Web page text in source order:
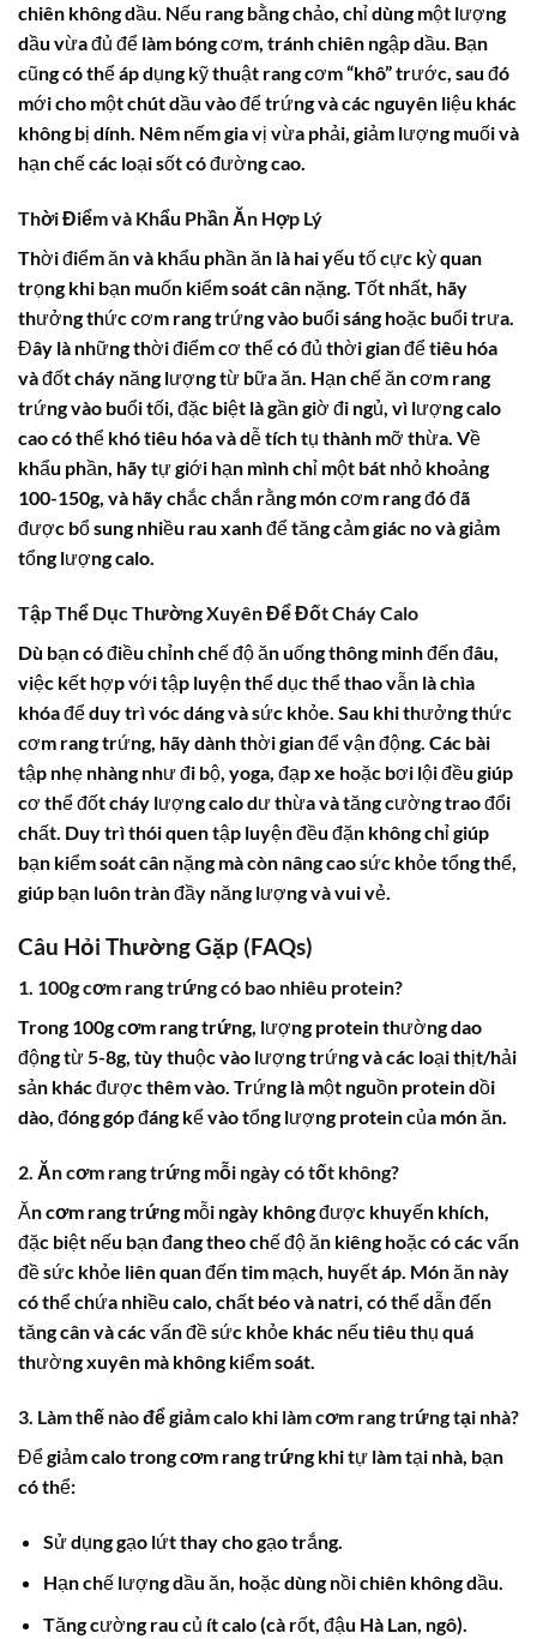
chiên không dầu. Nếu rang bằng chảo, chỉ dùng một lượng
dầu vừa đủ để làm bóng cơm, tránh chiên ngập dầu. Bạn
cũng có thể áp dụng kỹ thuật rang cơm “khô” trước, sau đó
mới cho một chút dầu vào để trứng và các nguyên liệu khác
không bị dính. Nêm nếm gia vị vừa phải, giảm lượng muối và
hạn chế các loại sốt có đường cao.
Thời Điểm và Khẩu Phần Ăn Hợp Lý
Thời điểm ăn và khẩu phần ăn là hai yếu tố cực kỳ quan
trọng khi bạn muốn kiểm soát cân nặng. Tốt nhất, hãy
thưởng thức cơm rang trứng vào buổi sáng hoặc buổi trưa.
Đây là những thời điểm cơ thể có đủ thời gian để tiêu hóa
và đốt cháy năng lượng từ bữa ăn. Hạn chế ăn cơm rang
trứng vào buổi tối, đặc biệt là gần giờ đi ngủ, vì lượng calo
cao có thể khó tiêu hóa và dễ tích tụ thành mỡ thừa. Về
khẩu phần, hãy tự giới hạn mình chỉ một bát nhỏ khoảng
100-150g, và hãy chắc chắn rằng món cơm rang đó đã
được bổ sung nhiều rau xanh để tăng cảm giác no và giảm
tổng lượng calo.
Tập Thể Dục Thường Xuyên Để Đốt Cháy Calo
Dù bạn có điều chỉnh chế độ ăn uống thông minh đến đâu,
việc kết hợp với tập luyện thể dục thể thao vẫn là chìa
khóa để duy trì vóc dáng và sức khỏe. Sau khi thưởng thức
cơm rang trứng, hãy dành thời gian để vận động. Các bài
tập nhẹ nhàng như đi bộ, yoga, đạp xe hoặc bơi lội đều giúp
cơ thể đốt cháy lượng calo dư thừa và tăng cường trao đổi
chất. Duy trì thói quen tập luyện đều đặn không chỉ giúp
bạn kiểm soát cân nặng mà còn nâng cao sức khỏe tổng thể,
giúp bạn luôn tràn đầy năng lượng và vui vẻ.
Câu Hỏi Thường Gặp (FAQs)
1. 100g cơm rang trứng có bao nhiêu protein?
Trong 100gcơm rang trứng, lượng protein thường dao
động từ 5-8g, tùy thuộc vào lượng trứng và các loại thịt/hải
sản khác được thêm vào. Trứng là một nguồn protein dồi
dào, đóng góp đáng kể vào tổng lượng protein của món ăn.
2. Ăn cơm rang trứng mỗi ngày có tốt không?
Ăncơm rang trứngmỗi ngày không được khuyến khích,
đặc biệt nếu bạn đang theo chế độ ăn kiêng hoặc có các vấn
đề sức khỏe liên quan đến tim mạch, huyết áp. Món ăn này
có thể chứa nhiều calo, chất béo và natri, có thể dẫn đến
tăng cân và các vấn đề sức khỏe khác nếu tiêu thụ quá
thường xuyên mà không kiểm soát.
3. Làm thế nào để giảm calo khi làm cơm rang trứng tại nhà?
Để giảmcalo trong cơm rang trứngkhi tự làm tại nhà, bạn
có thể:
Sử dụng gạo lứt thay cho gạo trắng.
Hạn chế lượng dầu ăn, hoặc dùng nồi chiên không dầu.
Tăng cường rau củ ít calo (cà rốt, đậu Hà Lan, ngô).